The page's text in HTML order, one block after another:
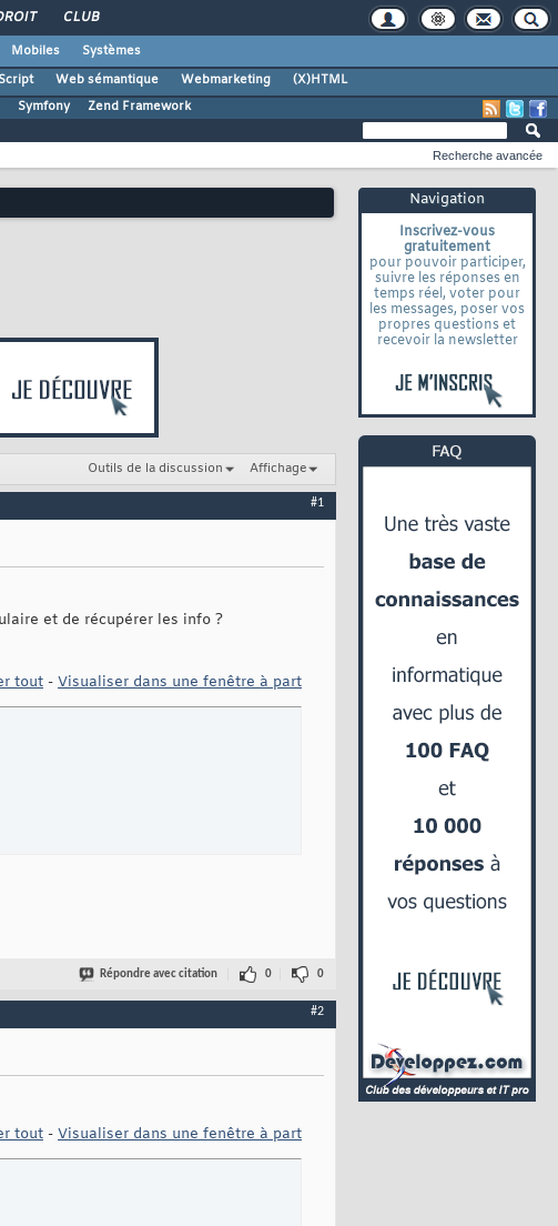
CLUB
Mobiles
Systèmes
Web sémantique Webmarketing
(X)HTML
Symfony Zend Framework
Navigation
Inscrivez-vous
gratuitement
pour pouvoir participer,
suivre les réponses en
temps réel, voter pour
les messages, poser vos
propres questions et
recevoir la newsletter
Recherche avancée
Outils de la discussion Affichage
#1
et de récupérer les info ?
tout - Visualiser dans une fenêtre à part
Répondre avec citation 0 0
#2
tout - Visualiser dans une fenêtre à part